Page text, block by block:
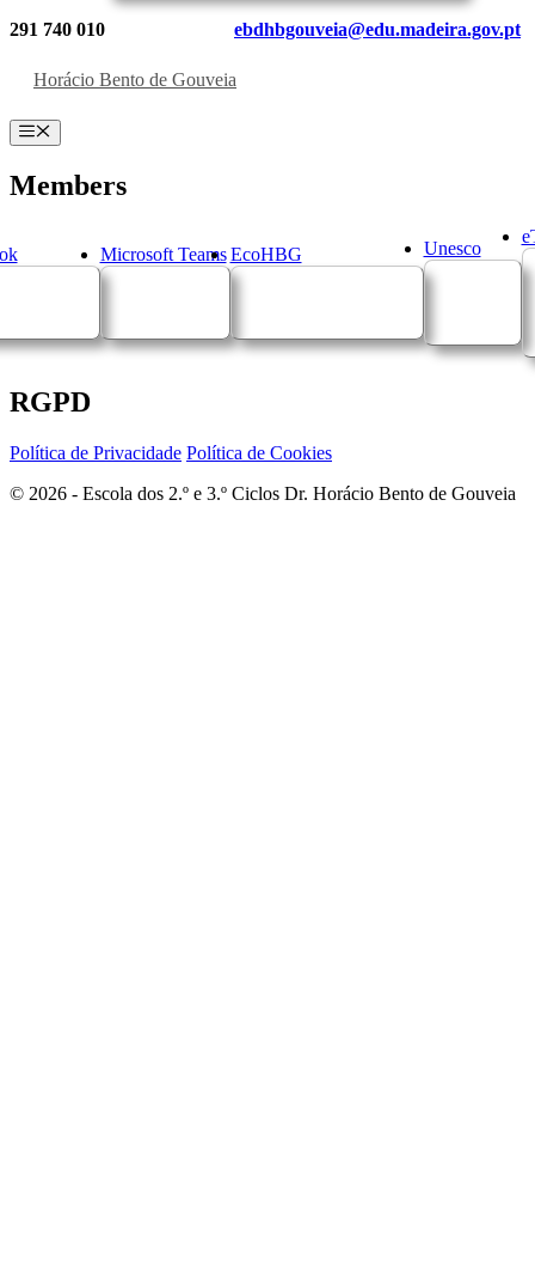
291 740 010 ebdhbgouveia@edu.madeira.gov.pt
Horácio Bento de Gouveia
Menu
Members
Microsoft Teams EcoHBG Unesco
RGPD
Política de Privacidade Política de Cookies
© 2026 - Escola dos 2.º e 3.º Ciclos Dr. Horácio Bento de Gouveia